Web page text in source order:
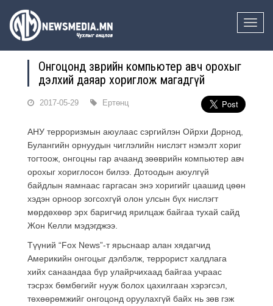
Toggle
Онгоцонд зөөврийн компьютер авч орохыг
дэлхий даяар хориглож магадгүй
2017-05-29 Ертөнц
АНУ терроризмын аюулаас сэргийлэн Ойрхи Дорнод,
Булангийн орнуудын чиглэлийн нислэгт нэмэлт хориг
тогтоож, онгоцны гар ачаанд зөөврийн компьютер авч
орохыг хориглосон билээ. Дотоодын аюулгүй
байдлын яамнаас гаргасан энэ хоригийг цаашид цөөн
хэдэн орноор зогсохгүй олон улсын бүх нислэгт
мөрдөхөөр эрх баригчид ярилцаж байгаа тухай сайд
Жон Келли мэдэгджээ.
Түүний “Fox News”-т ярьснаар алан хядагчид
Америкийн онгоцыг дэлбэлж, террорист халдлага
хийх санаандаа бүр улайрчихаад байгаа учраас
тэсрэх бөмбөгийг нууж болох цахилгаан хэрэгсэл,
төхөөрөмжийг онгоцонд оруулахгүй байх нь зөв гэж